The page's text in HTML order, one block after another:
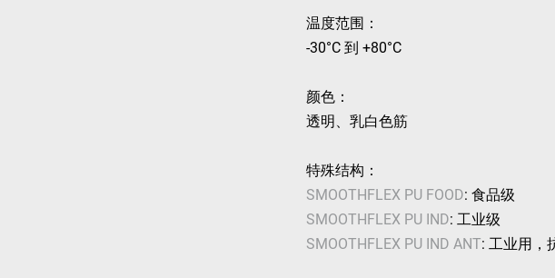
温度范围：
-30°C 到 +80°C
颜色：
透明、乳白色筋
特殊结构：
SMOOTHFLEX PU FOOD: 食品级
SMOOTHFLEX PU IND: 工业级
SMOOTHFLEX PU IND ANT: 工业用，